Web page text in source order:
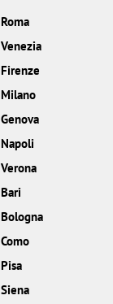
Roma
Venezia
Firenze
Milano
Genova
Napoli
Verona
Bari
Bologna
Como
Pisa
Siena